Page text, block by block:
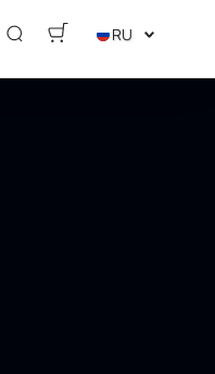
RU